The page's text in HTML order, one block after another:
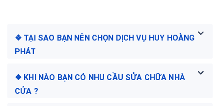
❖ TẠI SAO BẠN NÊN CHỌN DỊCH VỤ HUY HOÀNG
PHÁT
❖ KHI NÀO BẠN CÓ NHU CẦU SỬA CHỮA NHÀ
CỬA ?